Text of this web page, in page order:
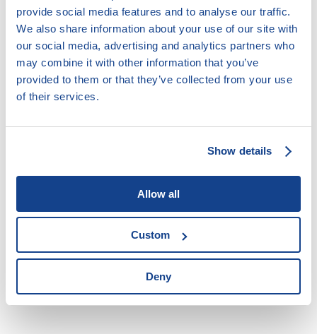
provide social media features and to analyse our traffic.
We also share information about your use of our site with
our social media, advertising and analytics partners who
may combine it with other information that you’ve
provided to them or that they’ve collected from your use
of their services.
Show details
Allow all
Custom
Deny
8.2.6. Obviněný
8.2.6.1. Pojmy: podezřelý, obviněný,
obžalovaný, odsouzený
trestním řízení
8.2.6.5. Podání vysvětlení z hlediska
práva na obhajobu